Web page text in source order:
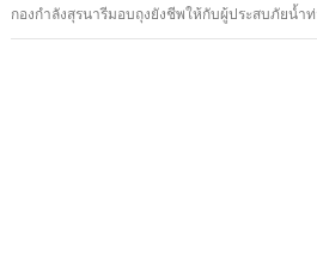
กองกําลังสุรนารีมอบถุงยังชีพให้กับผู้ประสบภัยน้ำ